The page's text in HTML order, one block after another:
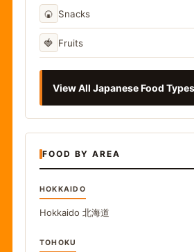
🍘 Snacks
🍓 Fruits
View All Japanese Food Types
FOOD BY AREA
HOKKAIDO
Hokkaido 北海道
TOHOKU